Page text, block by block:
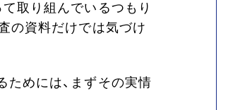
取り組んでいるつもり
の資料だけでは気づけ
めには、まずその実情